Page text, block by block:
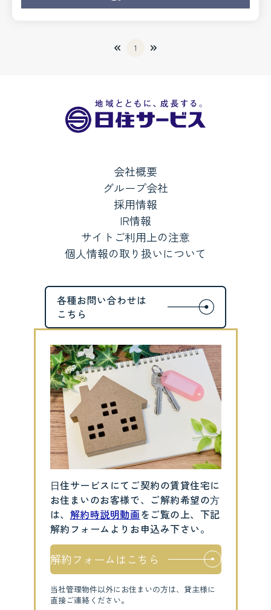
1
会社概要
グループ会社
採用情報
IR情報
サイトご利用上の注意
個人情報の取り扱いについて
⽇住サービスにてご契約の賃貸住宅に
お住まいのお客様で、ご解約希望の⽅
は、 解約時説明動画をご覧の上、下記
解約フォームよりお申込み下さい。
解約フォームはこちら
当社管理物件以外にお住まいの方は、貸主様に
直接ご連絡ください。